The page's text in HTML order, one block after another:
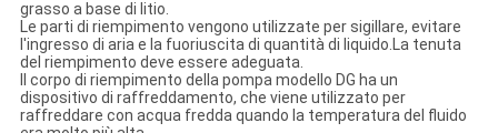
grasso a base di litio.
Le parti di riempimento vengono utilizzate per sigillare, evitare
l'ingresso di aria e la fuoriuscita di quantità di liquido.La tenuta
del riempimento deve essere adeguata.
Il corpo di riempimento della pompa modello DG ha un
dispositivo di raffreddamento, che viene utilizzato per
raffreddare con acqua fredda quando la temperatura del fluido